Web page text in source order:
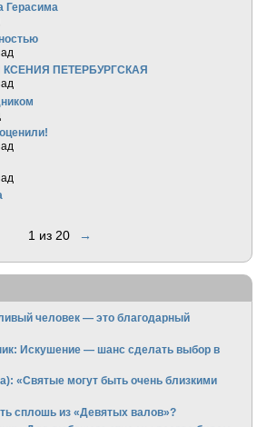
Герасима
ПЕТЕРБУРГСКАЯ
1 из 20 →
человек — это благодарный
Искушение — шанс сделать выбор в
«Святые могут быть очень близкими
сплошь из «Девятых валов»?